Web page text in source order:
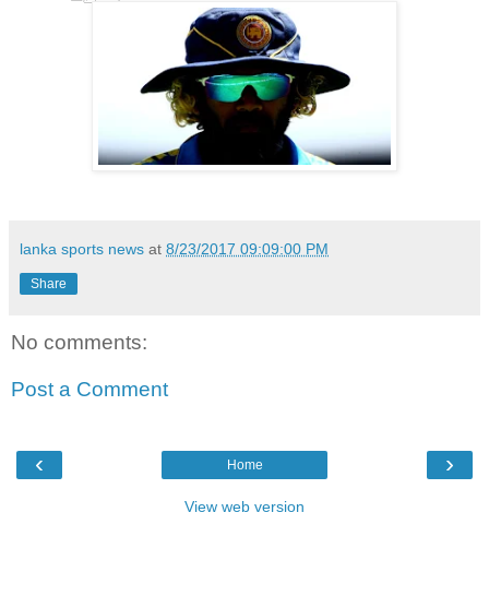
lanka sports news at 8/23/2017 09:09:00 PM
Share
No comments:
Post a Comment
‹ ›
Home
View web version